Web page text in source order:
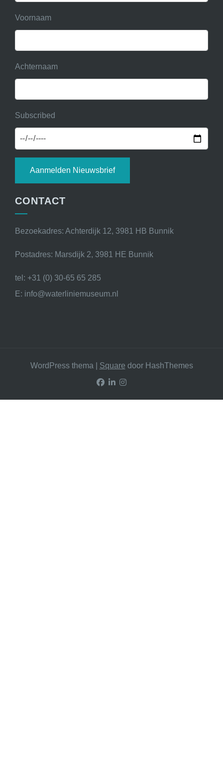
Voornaam
Achternaam
Subscribed
Aanmelden Nieuwsbrief
CONTACT
Bezoekadres: Achterdijk 12, 3981 HB Bunnik
Postadres: Marsdijk 2, 3981 HE Bunnik
tel: +31 (0) 30-65 65 285
E: info@waterliniemuseum.nl
WordPress thema Square door HashThemes